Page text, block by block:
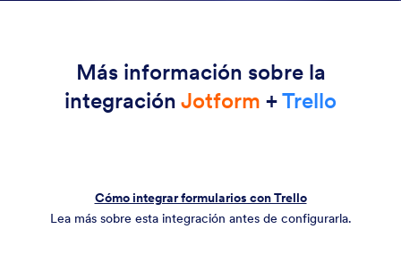
Más información sobre la
integraciónJotform +Trello
Cómo integrar formularios con Trello
Lea más sobre esta integración antes de configurarla.